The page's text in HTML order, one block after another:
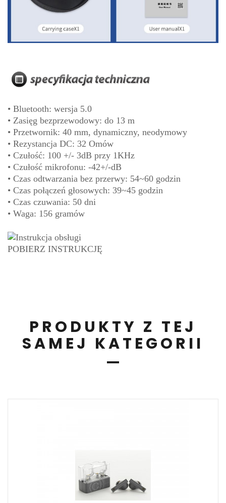
• Bluetooth: wersja 5.0
• Zasięg bezprzewodowy: do 13 m
• Przetwornik: 40 mm, dynamiczny, neodymowy
• Rezystancja DC: 32 Omów
• Czułość: 100 +/- 3dB przy 1KHz
• Czułość mikrofonu: -42+/-dB
• Czas odtwarzania bez przerwy: 54~60 godzin
• Czas połączeń głosowych: 39~45 godzin
• Czas czuwania: 50 dni
• Waga: 156 gramów
POBIERZ INSTRUKCJĘ
PRODUKTY Z TEJ
SAMEJ KATEGORII